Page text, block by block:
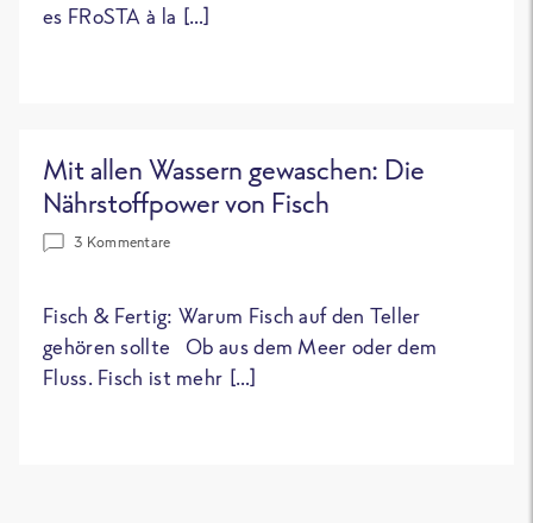
es FRoSTA à la […]
Mit allen Wassern gewaschen: Die
Nährstoffpower von Fisch
3 Kommentare
Fisch & Fertig: Warum Fisch auf den Teller
gehören sollte Ob aus dem Meer oder dem
Fluss. Fisch ist mehr […]